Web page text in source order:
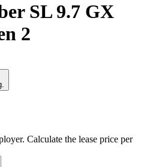
SL 9.7 GX
2
Calculate the lease price per